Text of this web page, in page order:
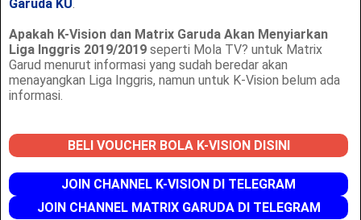
Garuda KU.
Apakah K-Vision dan Matrix Garuda Akan Menyiarkan
Liga Inggris 2019/2019 seperti Mola TV? untuk Matrix
Garud menurut informasi yang sudah beredar akan
menayangkan Liga Inggris, namun untuk K-Vision belum ada
informasi.
BELI VOUCHER BOLA K-VISION DISINI
JOIN CHANNEL K-VISION DI TELEGRAM
JOIN CHANNEL MATRIX GARUDA DI TELEGRAM